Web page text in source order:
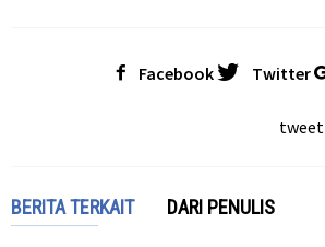
Facebook Twitter
tweet
BERITA TERKAIT DARI PENULIS